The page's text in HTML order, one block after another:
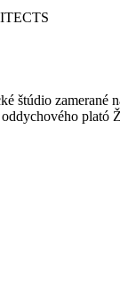
štúdio zamerané
plató